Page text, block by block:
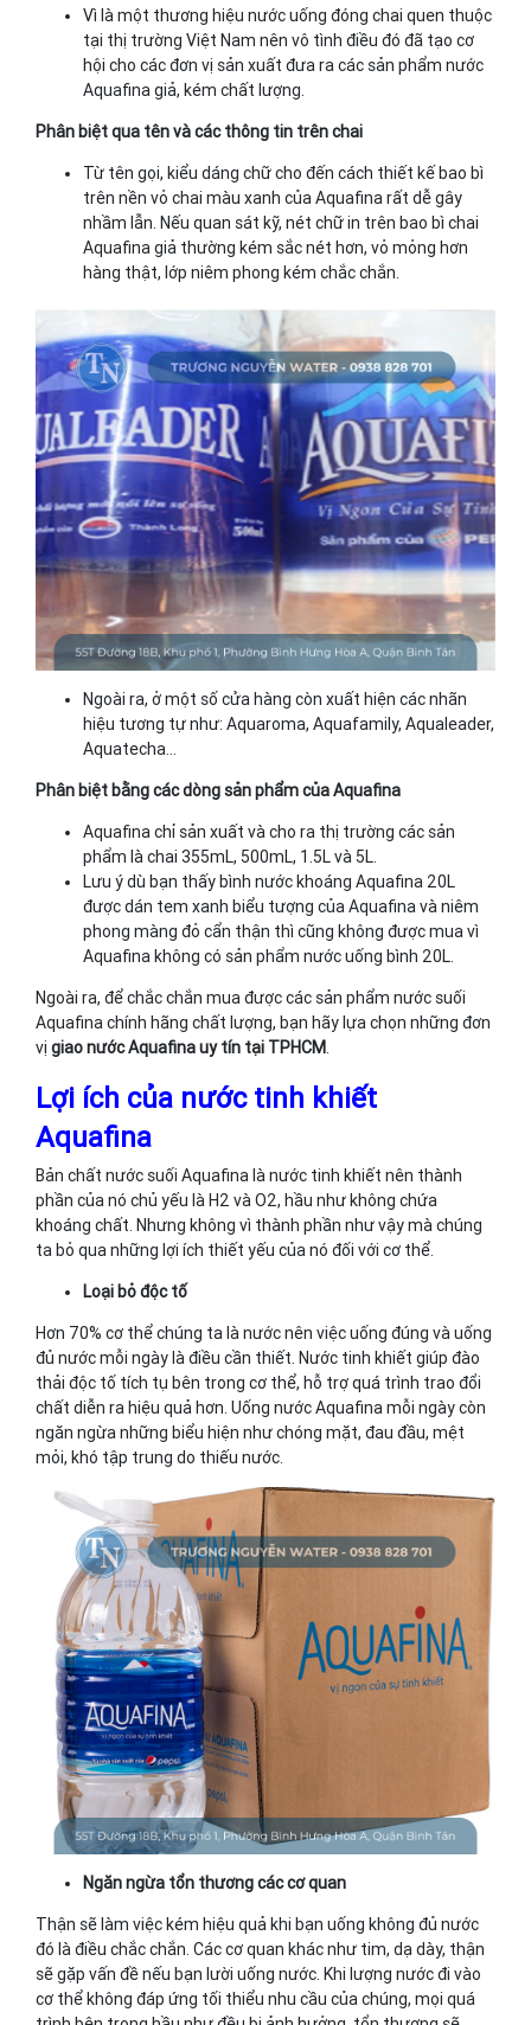
Vì là một thương hiệu nước uống đóng chai quen thuộc
tại thị trường Việt Nam nên vô tình điều đó đã tạo cơ
hội cho các đơn vị sản xuất đưa ra các sản phẩm nước
Aquafina giả, kém chất lượng.
Phân biệt qua tên và các thông tin trên chai
Từ tên gọi, kiểu dáng chữ cho đến cách thiết kế bao bì
trên nền vỏ chai màu xanh của Aquafina rất dễ gây
nhầm lẫn. Nếu quan sát kỹ, nét chữ in trên bao bì chai
Aquafina giả thường kém sắc nét hơn, vỏ mỏng hơn
hàng thật, lớp niêm phong kém chắc chắn.
Ngoài ra, ở một số cửa hàng còn xuất hiện các nhãn
hiệu tương tự như: Aquaroma, Aquafamily, Aqualeader,
Aquatecha…
Phân biệt bằng các dòng sản phẩm của Aquafina
Aquafina chỉ sản xuất và cho ra thị trường các sản
phẩm là chai 355mL, 500mL, 1.5L và 5L.
Lưu ý dù bạn thấy bình nước khoáng Aquafina 20L
được dán tem xanh biểu tượng của Aquafina và niêm
phong màng đỏ cẩn thận thì cũng không được mua vì
Aquafina không có sản phẩm nước uống bình 20L.
Ngoài ra, để chắc chắn mua được các sản phẩm nước suối
Aquafina chính hãng chất lượng, bạn hãy lựa chọn những đơn
vị giao nước Aquafina uy tín tại TPHCM
Lợi ích của nước tinh khiết
Aquafina
Bản chất nước suối Aquafina là nước tinh khiết nên thành
phần của nó chủ yếu là H2 và O2, hầu như không chứa
khoáng chất. Nhưng không vì thành phần như vậy mà chúng
ta bỏ qua những lợi ích thiết yếu của nó đối với cơ thể.
Loại bỏ độc tố
Hơn 70% cơ thể chúng ta là nước nên việc uống đúng và uống
đủ nước mỗi ngày là điều cần thiết. Nước tinh khiết giúp đào
thải độc tố tích tụ bên trong cơ thể, hỗ trợ quá trình trao đổi
chất diễn ra hiệu quả hơn. Uống nước Aquafina mỗi ngày còn
ngăn ngừa những biểu hiện như chóng mặt, đau đầu, mệt
mỏi, khó tập trung do thiếu nước.
Ngăn ngừa tổn thương các cơ quan
Thận sẽ làm việc kém hiệu quả khi bạn uống không đủ nước
đó là điều chắc chắn. Các cơ quan khác như tim, dạ dày, thận
sẽ gặp vấn đề nếu bạn lười uống nước. Khi lượng nước đi vào
cơ thể không đáp ứng tối thiểu nhu cầu của chúng, mọi quá